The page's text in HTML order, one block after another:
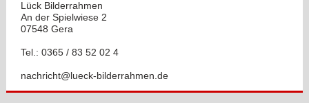
Lück Bilderrahmen
An der Spielwiese 2
07548 Gera
Tel.: 0365 / 83 52 02 4
nachricht@lueck-bilderrahmen.de